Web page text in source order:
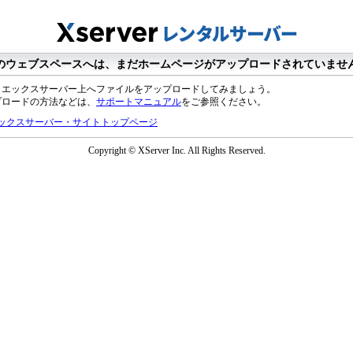
ウェブスペースへは、まだホームページがアップロードされていませ
ックスサーバー上へファイルをアップロードしてみましょう。
ードの方法などは、 サポートマニュアルをご参照ください。
クスサーバー・サイトトップページ
Copyright © XServer Inc. All Rights Reserved.